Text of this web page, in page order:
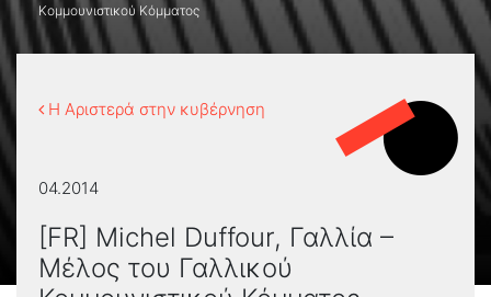
Κομμουνιστικού Κόμματος
Η Αριστερά στην κυβέρνηση
04.2014
[FR] Michel Duffour, Γαλλία –
Μέλος του Γαλλικού